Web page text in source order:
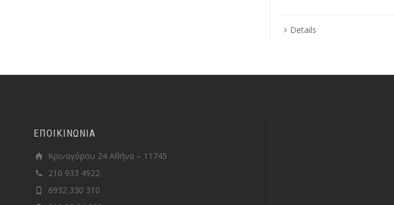
Details
ΕΠΟΙΚΙΝΩΝΙΑ
Κριναγόρου 24 Αθήνα – 11745
210 933 4922
6932 330 310